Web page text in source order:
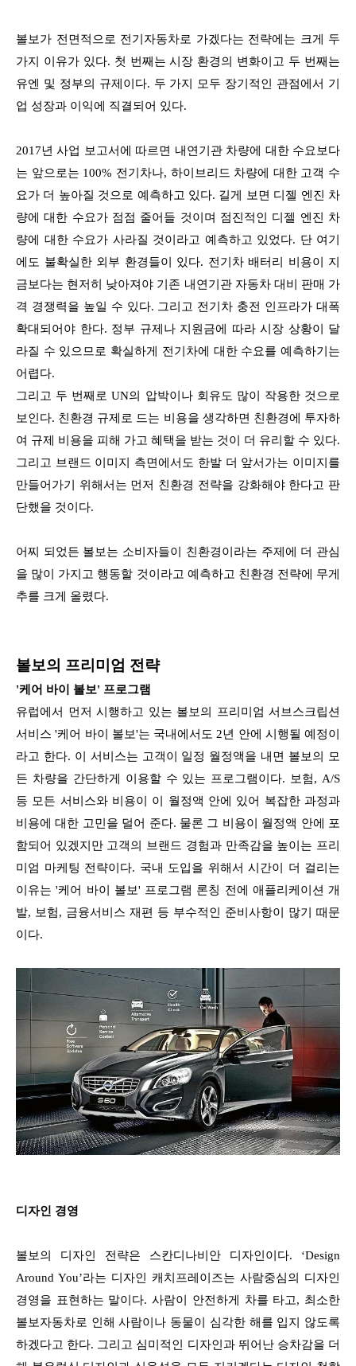
볼보가 전면적으로 전기자동차로 가겠다는 전략에는 크게 두
가지 이유가 있다. 첫 번째는 시장 환경의 변화이고 두 번째는
유엔 및 정부의 규제이다. 두 가지 모두 장기적인 관점에서 기
업 성장과 이익에 직결되어 있다.
2017년 사업 보고서에 따르면 내연기관 차량에 대한 수요보다
는 앞으로는 100% 전기차나, 하이브리드 차량에 대한 고객 수
요가 더 높아질 것으로 예측하고 있다. 길게 보면 디젤 엔진 차
량에 대한 수요가 점점 줄어들 것이며 점진적인 디젤 엔진 차
량에 대한 수요가 사라질 것이라고 예측하고 있었다. 단 여기
에도 불확실한 외부 환경들이 있다. 전기차 배터리 비용이 지
금보다는 현저히 낮아져야 기존 내연기관 자동차 대비 판매 가
격 경쟁력을 높일 수 있다. 그리고 전기차 충전 인프라가 대폭
확대되어야 한다. 정부 규제나 지원금에 따라 시장 상황이 달
라질 수 있으므로 확실하게 전기차에 대한 수요를 예측하기는
어렵다.
그리고 두 번째로 UN의 압박이나 회유도 많이 작용한 것으로
보인다. 친환경 규제로 드는 비용을 생각하면 친환경에 투자하
여 규제 비용을 피해 가고 혜택을 받는 것이 더 유리할 수 있다.
그리고 브랜드 이미지 측면에서도 한발 더 앞서가는 이미지를
만들어가기 위해서는 먼저 친환경 전략을 강화해야 한다고 판
단했을 것이다.
어찌 되었든 볼보는 소비자들이 친환경이라는 주제에 더 관심
을 많이 가지고 행동할 것이라고 예측하고 친환경 전략에 무게
추를 크게 올렸다.
볼보의 프리미엄 전략
'케어 바이 볼보' 프로그램
유럽에서 먼저 시행하고 있는 볼보의 프리미엄 서브스크립션
서비스 '케어 바이 볼보'는 국내에서도 2년 안에 시행될 예정이
라고 한다. 이 서비스는 고객이 일정 월정액을 내면 볼보의 모
든 차량을 간단하게 이용할 수 있는 프로그램이다. 보험, A/S
등 모든 서비스와 비용이 이 월정액 안에 있어 복잡한 과정과
비용에 대한 고민을 덜어 준다. 물론 그 비용이 월정액 안에 포
함되어 있겠지만 고객의 브랜드 경험과 만족감을 높이는 프리
미엄 마케팅 전략이다. 국내 도입을 위해서 시간이 더 걸리는
이유는 '케어 바이 볼보' 프로그램 론칭 전에 애플리케이션 개
발, 보험, 금융서비스 재편 등 부수적인 준비사항이 많기 때문
이다.
디자인 경영
볼보의 디자인 전략은 스칸디나비안 디자인이다. ‘Design
Around You’라는 디자인 캐치프레이즈는 사람중심의 디자인
경영을 표현하는 말이다. 사람이 안전하게 차를 타고, 최소한
볼보자동차로 인해 사람이나 동물이 심각한 해를 입지 않도록
하겠다고 한다. 그리고 심미적인 디자인과 뛰어난 승차감을 더